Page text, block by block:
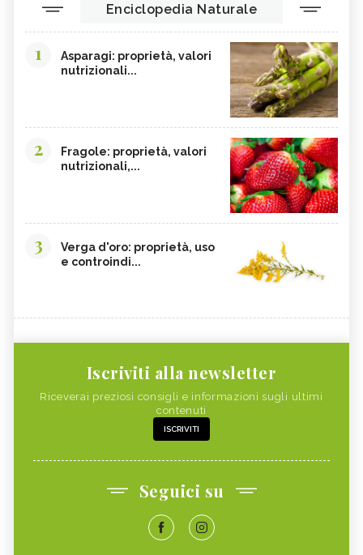
Enciclopedia Naturale
1
Asparagi: proprietà, valori
nutrizionali...
2
Fragole: proprietà, valori
nutrizionali,...
3
Verga d'oro: proprietà, uso
e controindi...
Iscriviti alla newsletter
Riceverai preziosi consigli e informazioni sugli ultimi
contenuti
ISCRIVITI
Seguici su